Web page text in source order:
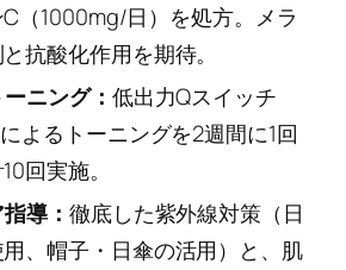
（1000mg/日）を処方。メラ
抗酸化作用を期待。
ニング： 低出力Qスイッチ
よるトーニングを2週間に1回
回実施。
導： 徹底した紫外線対策（日
、帽子・日傘の活用）と、肌